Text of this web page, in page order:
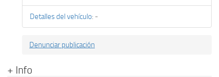
Detalles del vehículo: -
Denunciar publicación
+ Info